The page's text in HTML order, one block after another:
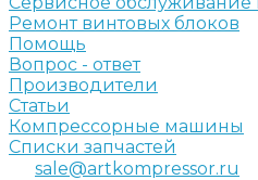
Ремонт винтовых блоков
Помощь
Вопрос - ответ
Производители
Статьи
Компрессорные машины
Списки запчастей
sale@artkompressor.ru